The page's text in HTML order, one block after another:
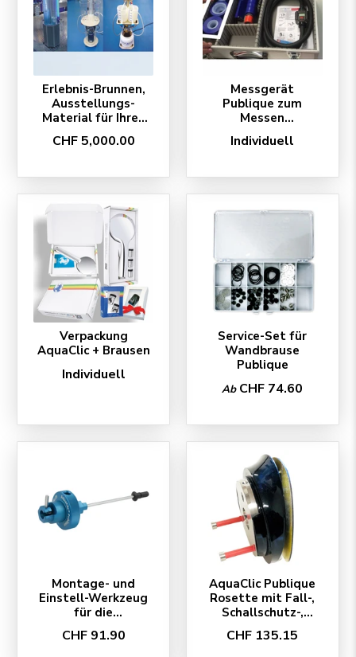
Erlebnis-Brunnen,
Ausstellungs-
Material für Ihren
CHF 5,000.00
Messgerät
Publique zum
Messen
Wand-Brausen, in
Individuell
Verpackung
AquaClic + Brausen
Individuell
Service-Set für
Wandbrause
Publique
Ab CHF 74.60
Montage- und
Einstell-Werkzeug
für die
Publique mit
CHF 91.90
AquaClic Publique
Rosette mit Fall-,
Schallschutz-,
System
CHF 135.15